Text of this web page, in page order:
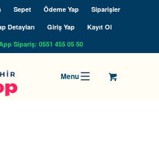
Sepet Ödeme Yap
Siparişler
Detayları Giriş Yap
Kayıt Ol
Sipariş: 0551 455 05 50